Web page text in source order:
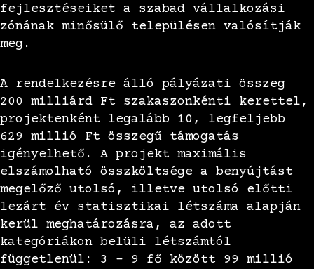
fejlesztéseiket a szabad vállalkozási
zónának minősülő településen valósítják
meg.
A rendelkezésre álló pályázati összeg
200 milliárd Ft szakaszonkénti kerettel,
projektenként legalább 10, legfeljebb
629 millió Ft összegű támogatás
igényelhető. A projekt maximális
elszámolható összköltsége a benyújtást
megelőző utolsó, illetve utolsó előtti
lezárt év statisztikai létszáma alapján
kerül meghatározásra, az adott
kategóriákon belüli létszámtól
függetlenül: 3 – 9 fő között 99 millió